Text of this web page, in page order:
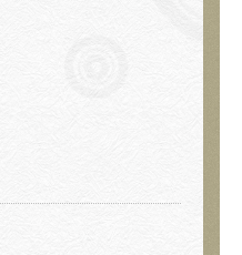
会 女将のお任せコース |
ャトー小金井１F
172600146